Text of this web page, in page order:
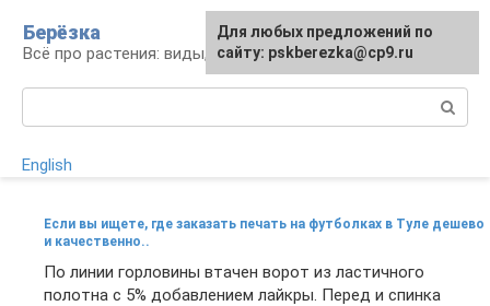
контенту
Берёзка
Всё про растения: виды, выращивание, уход
English
Если вы ищете, где заказать печать на футболках в Туле дешево
и качественно..
По линии горловины втачен ворот из ластичного
полотна с 5% добавлением лайкры. Перед и спинка
Для любых предложений по
сайту: pskberezka@cp9.ru